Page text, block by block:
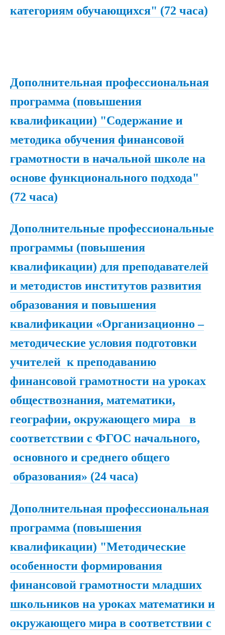
категориям обучающихся" (72 часа)
Дополнительная профессиональная
программа (повышения
квалификации) "Содержание и
методика обучения финансовой
грамотности в начальной школе на
основе функционального подхода"
(72 часа)
Дополнительные профессиональные
программы (повышения
квалификации) для преподавателей
и методистов институтов развития
образования и повышения
квалификации «Организационно –
методические условия подготовки
учителей к преподаванию
финансовой грамотности на уроках
обществознания, математики,
географии, окружающего мира в
соответствии с ФГОС начального,
основного и среднего общего
образования» (24 часа)
Дополнительная профессиональная
программа (повышения
квалификации) "Методические
особенности формирования
финансовой грамотности младших
школьников на уроках математики и
окружающего мира в соответствии с